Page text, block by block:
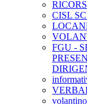
CISL
FGU -